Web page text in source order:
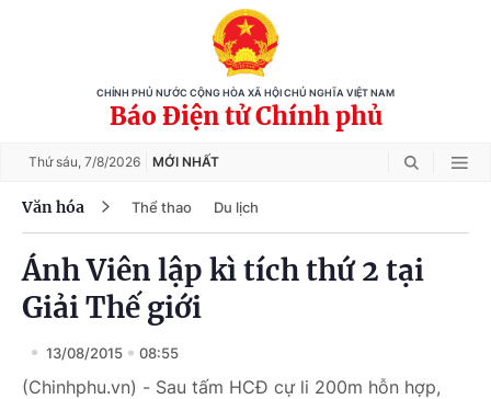
CHÍNH PHỦ NƯỚC CỘNG HÒA XÃ HỘI CHỦ NGHĨA VIỆT NAM
Báo Điện tử Chính phủ
Thứ sáu, 7/8/2026 MỚI NHẤT
Văn hóa Thể thao Du lịch
Ánh Viên lập kì tích thứ 2 tại
Giải Thế giới
13/08/2015 08:55
(Chinhphu.vn) - Sau tấm HCĐ cự li 200m hỗn hợp,